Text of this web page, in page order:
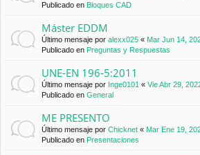
Publicado en Bloques CAD
Máster EDDM
Último mensaje por alexx025 « Mar Jun 14,
Publicado en Preguntas y Respuestas
UNE-EN 196-5:2011
Último mensaje por Inge0101 « Vie Abr 29,
Publicado en General
ME PRESENTO
Último mensaje por Chicknet « Mar Ene 19,
Publicado en Presentaciones